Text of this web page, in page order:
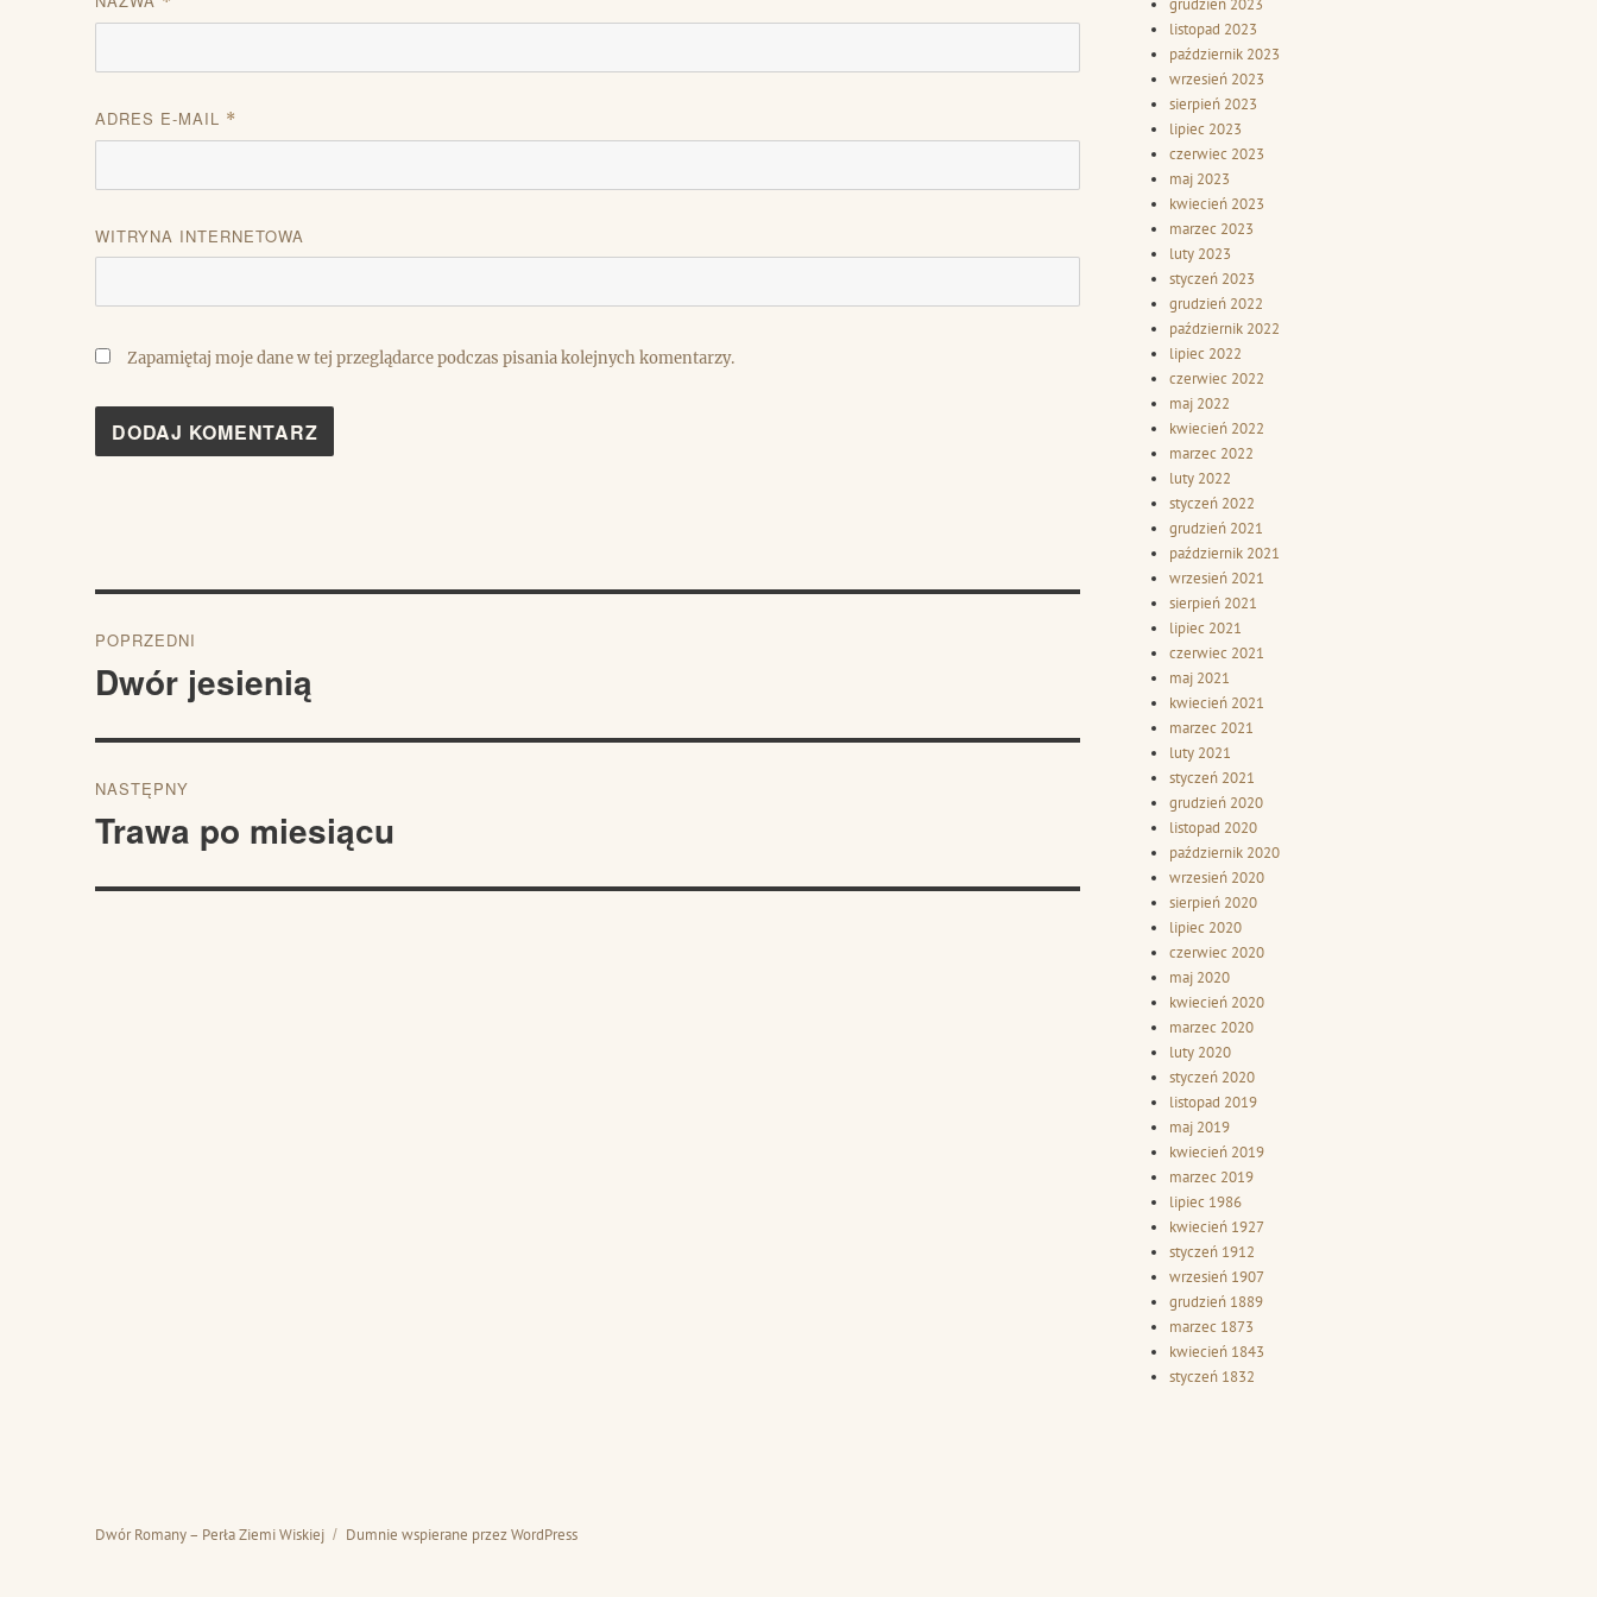
ADRES E-MAIL *
WITRYNA INTERNETOWA
Zapamiętaj moje dane w tej przeglądarce podczas pisania kolejnych komentarzy.
wpisu
POPRZEDNI
Poprzedni
Dwór jesienią
NASTĘPNY
Następny
Trawa po miesiącu
grudzień 2023
listopad 2023
październik 2023
wrzesień 2023
sierpień 2023
lipiec 2023
czerwiec 2023
maj 2023
kwiecień 2023
marzec 2023
luty 2023
styczeń 2023
grudzień 2022
październik 2022
lipiec 2022
czerwiec 2022
maj 2022
kwiecień 2022
marzec 2022
luty 2022
styczeń 2022
grudzień 2021
październik 2021
wrzesień 2021
sierpień 2021
lipiec 2021
czerwiec 2021
maj 2021
kwiecień 2021
marzec 2021
luty 2021
styczeń 2021
grudzień 2020
listopad 2020
październik 2020
wrzesień 2020
sierpień 2020
lipiec 2020
czerwiec 2020
maj 2020
kwiecień 2020
marzec 2020
luty 2020
styczeń 2020
listopad 2019
maj 2019
kwiecień 2019
marzec 2019
lipiec 1986
kwiecień 1927
styczeń 1912
wrzesień 1907
grudzień 1889
marzec 1873
kwiecień 1843
styczeń 1832
Dwór Romany – Perła Ziemi Wiskiej Dumnie wspierane przez WordPress